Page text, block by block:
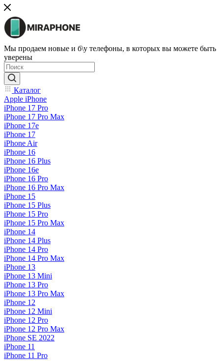
Мы продаем новые и б\у телефоны, в которых вы можете быть
уверены
Каталог
Apple iPhone
iPhone 17 Pro
iPhone 17 Pro Max
iPhone 17e
iPhone 17
iPhone Air
iPhone 16
iPhone 16 Plus
iPhone 16e
iPhone 16 Pro
iPhone 16 Pro Max
iPhone 15
iPhone 15 Plus
iPhone 15 Pro
iPhone 15 Pro Max
iPhone 14
iPhone 14 Plus
iPhone 14 Pro
iPhone 14 Pro Max
iPhone 13
iPhone 13 Mini
iPhone 13 Pro
iPhone 13 Pro Max
iPhone 12
iPhone 12 Mini
iPhone 12 Pro
iPhone 12 Pro Max
iPhone SE 2022
iPhone 11
iPhone 11 Pro